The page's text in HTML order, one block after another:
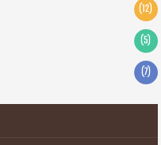
(12)
(5)
(7)